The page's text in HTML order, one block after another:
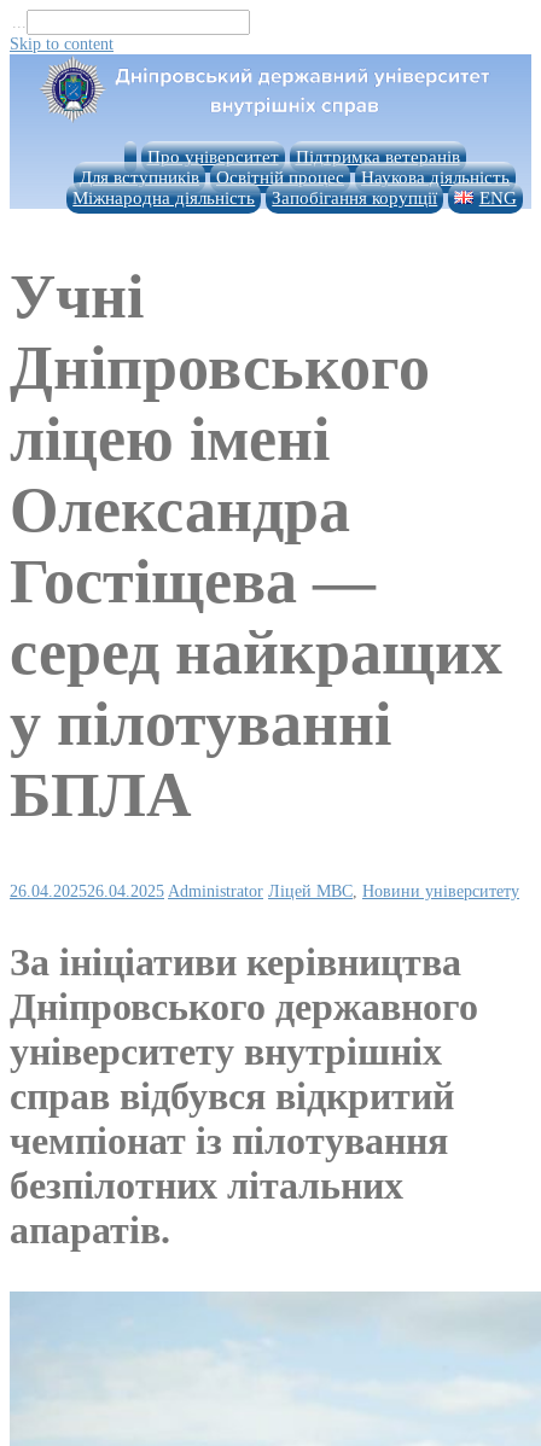
...
Skip to content
Про університет
Підтримка ветеранів
Для вступників
Освітній процес
Наукова діяльність
Міжнародна діяльність
Запобігання корупції ENG
Учні
Дніпровського
ліцею імені
Олександра
Гостіщева —
серед найкращих
у пілотуванні
БПЛА
26.04.202526.04.2025 Administrator Ліцей МВС, Новини університету
За ініціативи керівництва
Дніпровського державного
університету внутрішніх
справ відбувся відкритий
чемпіонат із пілотування
безпілотних літальних
апаратів.